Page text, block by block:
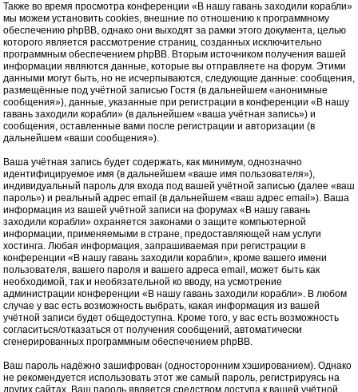
Также во время просмотра конференции «В нашу гавань заходили корабли»
мы можем установить cookies, внешние по отношению к программному
обеспечению phpBB, однако они выходят за рамки этого документа, целью
которого является рассмотрение страниц, созданных исключительно
программным обеспечением phpBB. Вторым источником получения вашей
информации являются данные, которые вы отправляете на форум. Этими
данными могут быть, но не исчерпываются, следующие данные: сообщения,
размещённые под учётной записью Гостя (в дальнейшем «анонимные
сообщения»), данные, указанные при регистрации в конференции «В нашу
гавань заходили корабли» (в дальнейшем «ваша учётная запись») и
сообщения, оставленные вами после регистрации и авторизации (в
дальнейшем «ваши сообщения»).
Ваша учётная запись будет содержать, как минимум, однозначно
идентифицируемое имя (в дальнейшем «ваше имя пользователя»),
индивидуальный пароль для входа под вашей учётной записью (далее «ваш
пароль») и реальный адрес email (в дальнейшем «ваш адрес email»). Ваша
информация из вашей учётной записи на форумах «В нашу гавань
заходили корабли» охраняется законами о защите компьютерной
информации, применяемыми в стране, предоставляющей нам услуги
хостинга. Любая информация, запрашиваемая при регистрации в
конференции «В нашу гавань заходили корабли», кроме вашего имени
пользователя, вашего пароля и вашего адреса email, может быть как
необходимой, так и необязательной ко вводу, на усмотрение
администрации конференции «В нашу гавань заходили корабли». В любом
случае у вас есть возможность выбрать, какая информация из вашей
учётной записи будет общедоступна. Кроме того, у вас есть возможность
согласиться/отказаться от получения сообщений, автоматически
сгенерированных программным обеспечением phpBB.
Ваш пароль надёжно зашифрован (односторонним хэшированием). Однако
не рекомендуется использовать этот же самый пароль, регистрируясь на
других сайтах. Ваш пароль является средством доступа к вашей учётной